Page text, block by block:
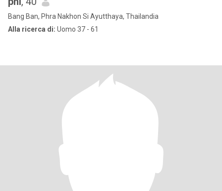
Bang Ban, Phra Nakhon Si Ayutthaya, Thailandia
Alla ricerca di: Uomo 37 - 61